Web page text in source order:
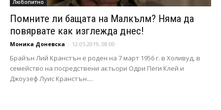
Любопитно
Помните ли бащата на Малкълм? Няма да
повярвате как изглежда днес!
Моника Доневска - 12.05.2019, 08:00
Брайън Лий Кранстън е роден на 7 март 1956 г. в Холивуд, в
семейство на посредствени актьори Одри Пеги Клей и
Джоузеф Луис Кранстън....